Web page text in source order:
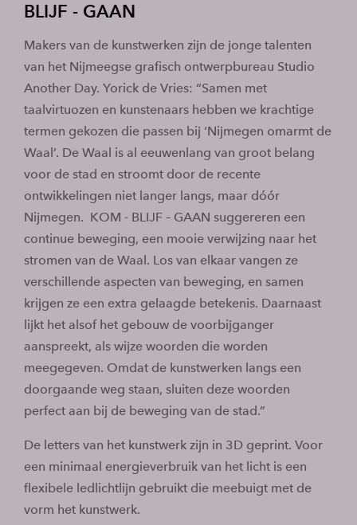
BLIJF - GAAN
Makers van de kunstwerken zijn de jonge talenten
van het Nijmeegse grafisch ontwerpbureau Studio
Another Day. Yorick de Vries: “Samen met
taalvirtuozen en kunstenaars hebben we krachtige
termen gekozen die passen bij ‘Nijmegen omarmt de
Waal’. De Waal is al eeuwenlang van groot belang
voor de stad en stroomt door de recente
ontwikkelingen niet langer langs, maar dóór
Nijmegen. KOM - BLIJF – GAAN suggereren een
continue beweging, een mooie verwijzing naar het
stromen van de Waal. Los van elkaar vangen ze
verschillende aspecten van beweging, en samen
krijgen ze een extra gelaagde betekenis. Daarnaast
lijkt het alsof het gebouw de voorbijganger
aanspreekt, als wijze woorden die worden
meegegeven. Omdat de kunstwerken langs een
doorgaande weg staan, sluiten deze woorden
perfect aan bij de beweging van de stad.”
De letters van het kunstwerk zijn in 3D geprint. Voor
een minimaal energieverbruik van het licht is een
flexibele ledlichtlijn gebruikt die meebuigt met de
vorm het kunstwerk.